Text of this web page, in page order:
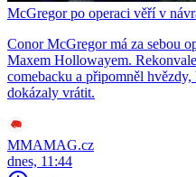
McGregor po operaci věří v
Conor McGregor má za sebou
Maxem Hollowayem.
comebacku a připomněl
dokázaly vrátit.
MMAMAG.cz
dnes, 11:44